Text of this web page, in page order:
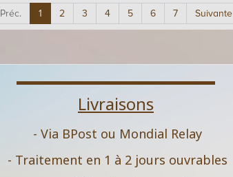
Préc. 1 2 3 4 5 6 7 Suivante
Livraisons
- Via BPost ou Mondial Relay
- Traitement en 1 à 2 jours ouvrables